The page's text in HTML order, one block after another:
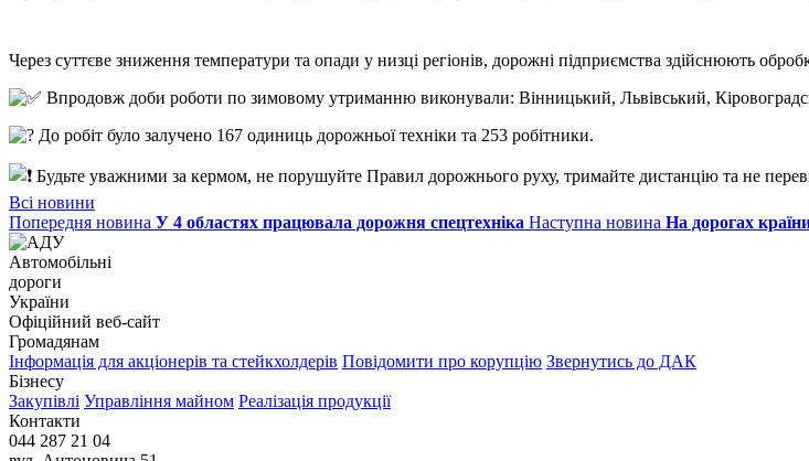
Через суттєве зниження температури та опади у низці регіонів, дорожні підприємства здійснюють
Впродовж доби роботи по зимовому утриманню виконували: Вінницький, Львівський,
До робіт було залучено 167 одиниць дорожньої техніки та 253 робітники.
Будьте уважними за кермом, не порушуйте Правил дорожнього руху, тримайте дистанцію та не
Всі новини
Попередня новина У 4 областях працювала дорожня спецтехніка Наступна новина На дорогах
Автомобільні
дороги
України
Офіційний веб‑сайт
Громадянам
Інформація для акціонерів та стейкхолдерів Повідомити про корупцію Звернутись до ДАК
Бізнесу
Закупівлі Управління майном Реалізація продукції
Контакти
044 287 21 04